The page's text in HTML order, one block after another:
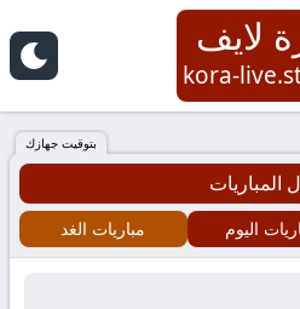
لايف
kora-
بتوقيت جهازك
المباريات
اليوم مباريات الغد